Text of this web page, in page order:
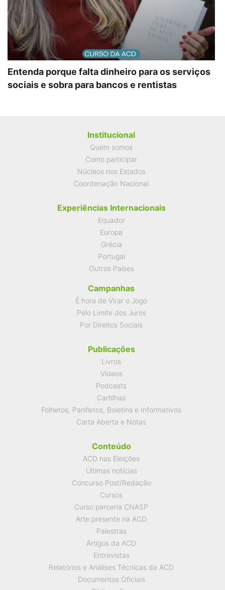
Entenda porque falta dinheiro para os serviços
sociais e sobra para bancos e rentistas
Institucional
Quem somos
Como participar
Núcleos nos Estados
Coordenação Nacional
Experiências Internacionais
Equador
Europa
Grécia
Portugal
Outros Países
Campanhas
É hora de Virar o Jogo
Pelo Limite dos Juros
Por Direitos Sociais
Publicações
Livros
Vídeos
Podcasts
Cartilhas
Folhetos, Panfletos, Boletins e Informativos
Carta Aberta e Notas
Conteúdo
ACD nas Eleições
Últimas notícias
Concurso Post/Redação
Cursos
Curso parceria CNASP
Arte presente na ACD
Palestras
Artigos da ACD
Entrevistas
Relatórios e Análises Técnicas da ACD
Documentos Oficiais